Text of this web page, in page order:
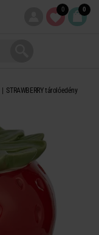
0 0
STRAWBERRY tárolóedény